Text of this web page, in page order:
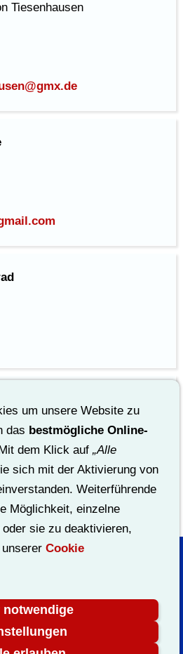
Tiesenhausen
05722/8860
des Gastes, Bückeburger Str.
um unsere Website zu
das bestmögliche Online-
dem Klick auf „Alle
sich mit der Aktivierung von
Weiterführende
Möglichkeit, einzelne
sie zu deaktivieren,
Cookie
notwendige